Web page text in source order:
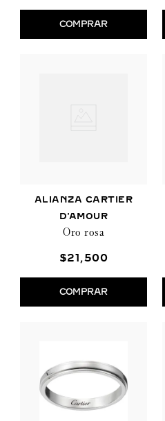
COMPRAR
ALIANZA CARTIER
D'AMOUR
Oro rosa
$21 ,500
COMPRAR